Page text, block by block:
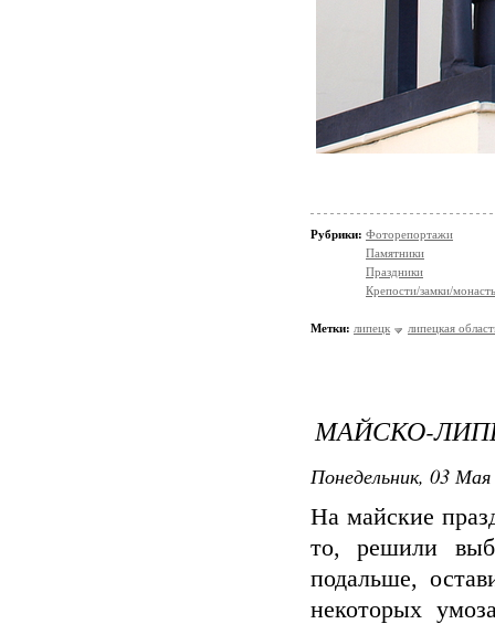
Рубрики: Фоторепортажи
Памятники
Праздники
Крепости/замки/
Метки: липецк липецкая
МАЙСКО-
Понедельник, 03
На майские
то, решили
подальше,
некоторых